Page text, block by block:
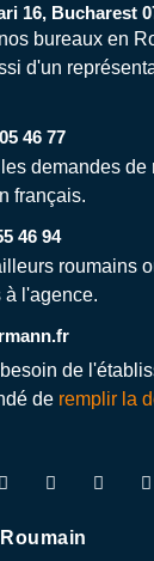
16, Bucharest
bureaux en
d'un
46 77
demandes de
français.
46 94
roumains
l'agence.
de
de remplir la